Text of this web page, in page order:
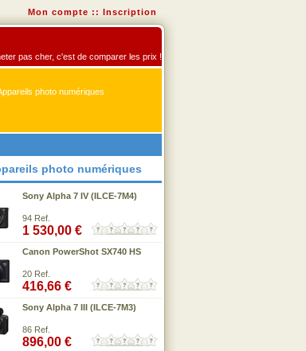
Mon compte :: Inscription
pas cher, c'est de comparer les prix !
photo numériques
photo numériques
Sony Alpha 7 IV (ILCE-7M4)
94 Ref.
1 530,00 €
Canon PowerShot SX740 HS
20 Ref.
416,66 €
Sony Alpha 7 III (ILCE-7M3)
86 Ref.
896,00 €